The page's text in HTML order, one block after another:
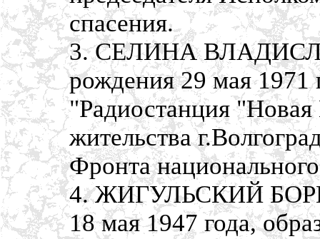
спасения.
3. СЕЛИНА
рождения 29 мая
"Радиостанция
жительства
Фронта
4. ЖИГУЛЬСКИЙ
18 мая 1947 года,